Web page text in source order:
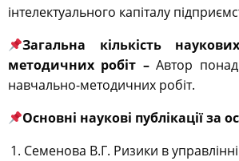
інтелектуального капіталу
Загальна кількість
методичних робіт –Автор
навчально-методичних робіт.
Основні наукові публікації за
Семенова В.Г. Ризики в